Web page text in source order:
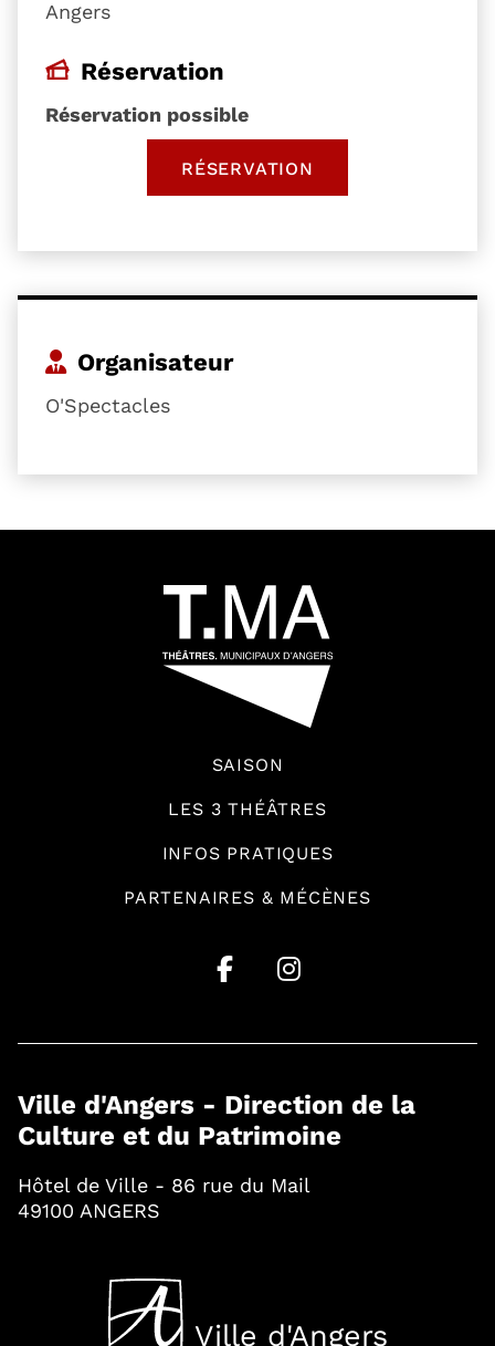
Angers
Réservation
Réservation possible
RÉSERVATION, OUVRE UNE NOUVELLE
Organisateur
O'Spectacles
SAISON
LES 3 THÉÂTRES
INFOS PRATIQUES
PARTENAIRES & MÉCÈNES
Ville d'Angers - Direction de la
Culture et du Patrimoine
Hôtel de Ville - 86 rue du Mail
49100 ANGERS
Ville d'Angers